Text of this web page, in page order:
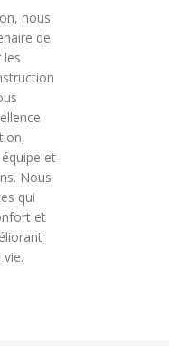
nous
de
les
et
Nous
qui
et